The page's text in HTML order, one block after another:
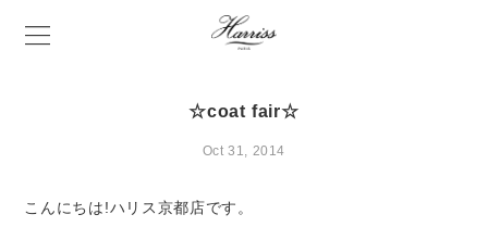
☆coat fair☆
Oct 31, 2014
こんにちは!ハリス京都店です。